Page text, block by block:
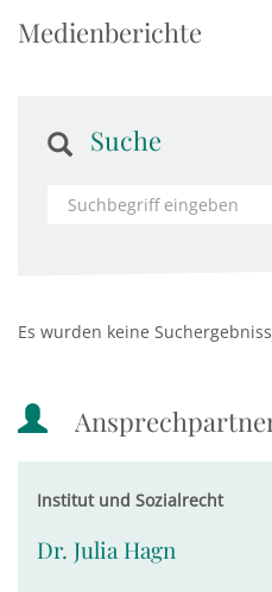
Medienberichte
Suche
Es wurden keine
Institut und Sozialrecht
Dr. Julia Hagn